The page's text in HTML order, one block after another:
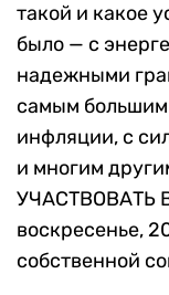
такой и какое
было — с
надежными
самым большим
инфляции, с
и многим
УЧАСТВОВАТЬ
воскресенье,
собственной